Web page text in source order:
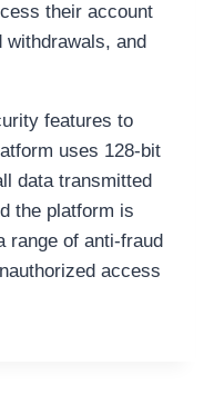
their account
and
features to
uses 128-bit
data transmitted
the platform is
range of anti-fraud
access